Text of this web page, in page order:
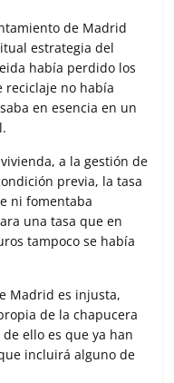
de Madrid
estrategia del
había perdido los
reciclaje no había
en esencia en un
a la gestión de
previa, la tasa
ni fomentaba
una tasa que en
tampoco se había
Madrid es injusta,
de la chapucera
ello es que ya han
incluirá alguno de